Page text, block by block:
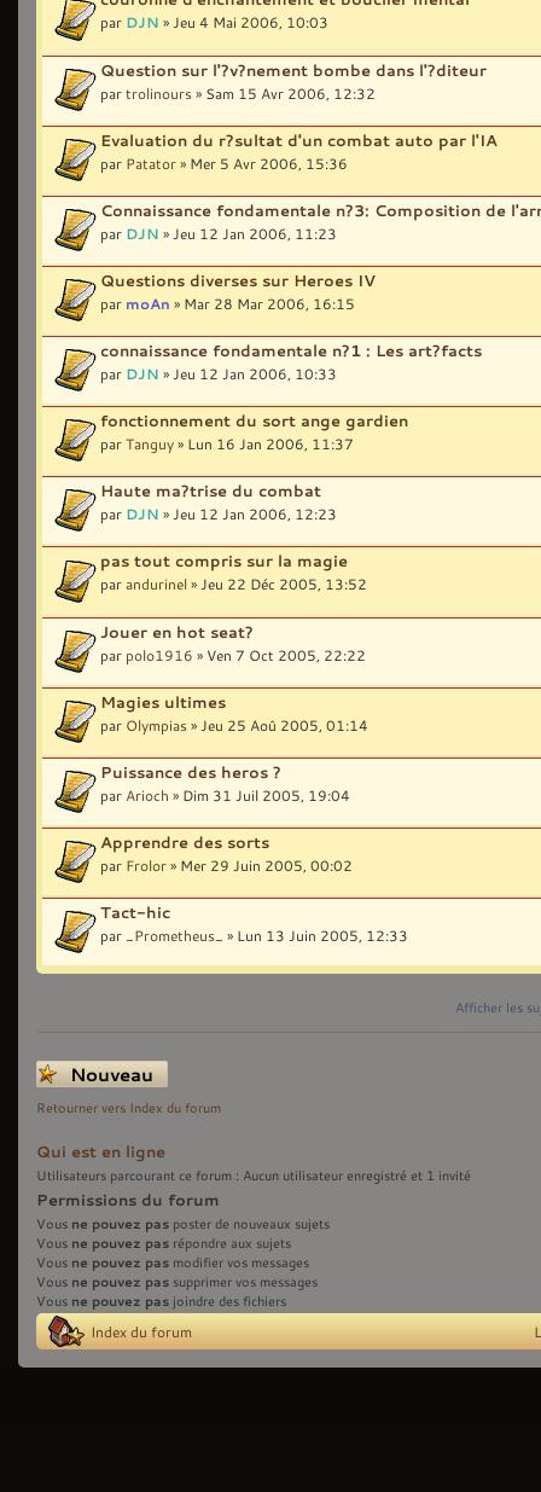
par DJN » Jeu 4 Mai 2006, 10:03
Question sur l'?v?nement bombe dans l'?diteur
partrolinours» Sam 15 Avr 2006, 12:32
Evaluation du r?sultat d'un combat auto par l'IA
par Patator» Mer 5 Avr 2006, 15:36
Connaissance fondamentale n?3: Composition de
par DJN » Jeu 12 Jan 2006, 11:23
Questions diverses sur Heroes IV
par moAn » Mar 28 Mar 2006, 16:15
connaissance fondamentale n?1 : Les art?facts
par DJN » Jeu 12 Jan 2006, 10:33
fonctionnement du sort ange gardien
parTanguy» Lun 16 Jan 2006, 11:37
Haute ma?trise du combat
par DJN » Jeu 12 Jan 2006, 12:23
pas tout compris sur la magie
parandurinel» Jeu 22 Déc 2005, 13:52
Jouer en hot seat?
par polo1916 » Ven 7 Oct 2005, 22:22
Magies ultimes
par Olympias» Jeu 25 Aoû 2005, 01:14
Puissance des heros ?
par Arioch » Dim 31 Juil 2005, 19:04
Apprendre des sorts
par Frolor» Mer 29 Juin 2005, 00:02
Tact-hic
par _Prometheus_ » Lun 13 Juin 2005, 12:33
Afficher les
Écrire un nouveau
sujet
Retourner vers Index du forum
Qui est en ligne
Utilisateurs parcourant ce forum : Aucun utilisateur enregistré et 1 invité
Permissions du forum
Vous ne pouvez pas poster de nouveaux sujets
Vous ne pouvez pas répondre aux sujets
Vous ne pouvez pas modifier vos messages
Vous ne pouvez pas supprimer vos messages
Vous ne pouvez pas joindre des fichiers
Index du forum